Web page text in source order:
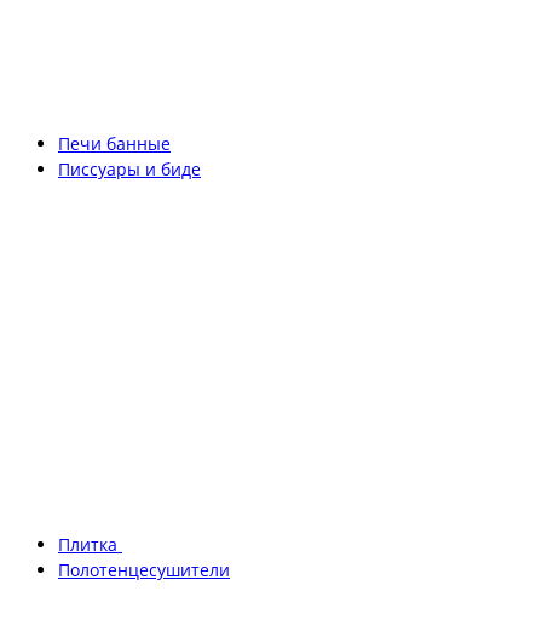
Печи банные
Писсуары и биде
Плитка
Полотенцесушители